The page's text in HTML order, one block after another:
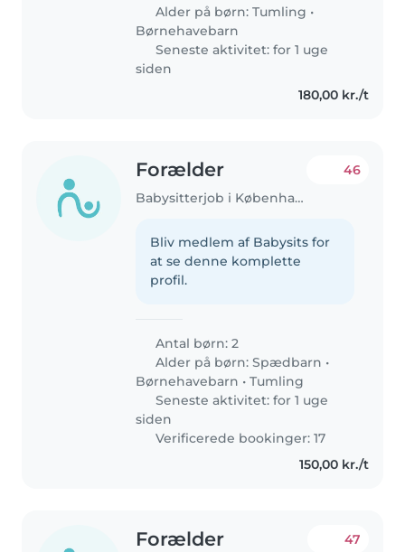
Alder på børn:Tumling •
Børnehavebarn
Seneste aktivitet: for 1 uge
siden
180,00 kr./t
Forælder
Babysitterjob i København
46
Bliv medlem af Babysits for
at se denne komplette
profil.
Antal børn: 2
Alder på børn:Spædbarn •
Børnehavebarn •Tumling
Seneste aktivitet: for 1 uge
siden
Verificerede bookinger: 17
150,00 kr./t
Forælder 47